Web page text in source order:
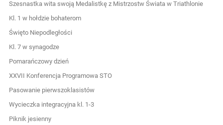
Szesnastka wita swoją Medalistkę z Mistrzostw Świata w Triathlonie
Kl. 1 w hołdzie bohaterom
Święto Niepodległości
Kl. 7 w synagodze
Pomarańczowy dzień
XXVII Konferencja Programowa STO
Pasowanie pierwszoklasistów
Wycieczka integracyjna kl. 1-3
Piknik jesienny